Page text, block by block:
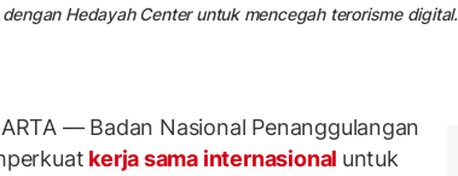
Hedayah Center untuk mencegah terorisme digital.
— Badan Nasional Penanggulangan
kerja sama internasional untuk